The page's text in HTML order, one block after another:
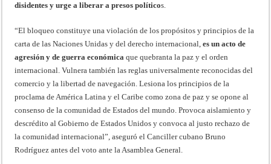
disidentes y urge a liberar a presos políticos.
“El bloqueo constituye una violación de los propósitos y principios de la
carta de las Naciones Unidas y del derecho internacional,es un acto de
agresión y de guerra económica que quebranta la paz y el orden
internacional. Vulnera también las reglas universalmente reconocidas del
comercio y la libertad de navegación. Lesiona los principios de la
proclama de América Latina y el Caribe como zona de paz y se opone al
consenso de la comunidad de Estados del mundo. Provoca aislamiento y
descrédito al Gobierno de Estados Unidos y convoca al justo rechazo de
la comunidad internacional”, aseguró el Canciller cubano Bruno
Rodríguez antes del voto ante la Asamblea General.